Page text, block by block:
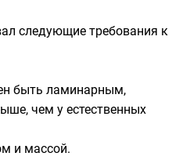
следующие требования к
быть ламинарным,
чем у естественных
и массой.